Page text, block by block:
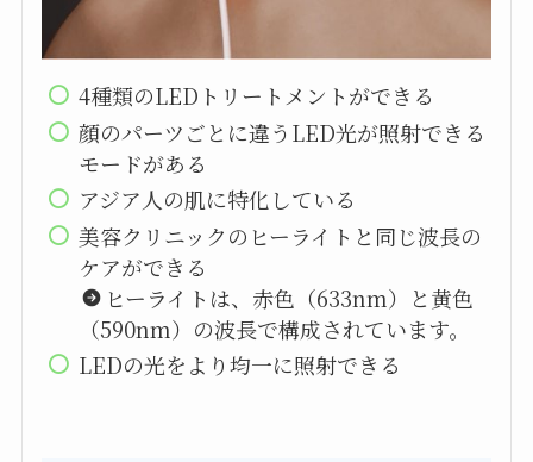
4種類のLEDトリートメントができる
顔のパーツごとに違うLED光が照射できる
モードがある
アジア人の肌に特化している
美容クリニックのヒーライトと同じ波長の
ケアができる
ヒーライトは、赤色（633nm）と黄色
（590nm）の波長で構成されています。
LEDの光をより均一に照射できる